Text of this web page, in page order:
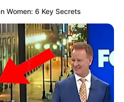
Shira, Knight of Filianore
terkenal di serial TV atau film, ia
video game. Dengan banyaknya
heran jika namanya masih
Women: 6 Key Secrets